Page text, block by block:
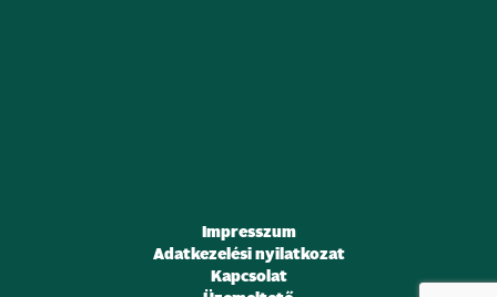
Impresszum
Adatkezelési nyilatkozat
Kapcsolat